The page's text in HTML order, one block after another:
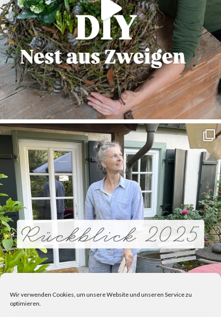
Wir verwenden Cookies, um unsere Website und unseren Service zu
optimieren.